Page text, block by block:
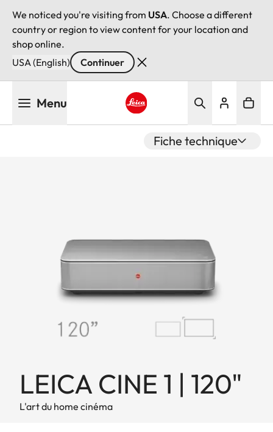
We noticed you're visiting from USA. Choose a different
country or region to view content for your location and
shop online.
USA (English)
Continuer
Menu
Fiche technique
LEICA CINE 1 | 120"
L'art du home cinéma